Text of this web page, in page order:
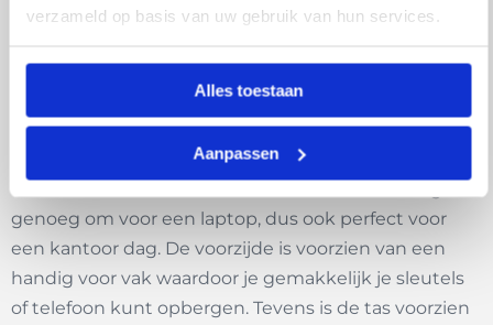
verzameld op basis van uw gebruik van hun services.
Alles toestaan
Aanpassen
Cooler Backpack
erg lekker zit. Met de verstelbare schouderstraps kan
je deze rugtas precies op jou afstellen. De koeltas is
voorzien van 5 mm foam waardoor je eten en drinken
goed koel blijven. Gemaakt van erg sterk twill nylon
genoeg om voor een laptop, dus ook perfect voor
een kantoor dag. De voorzijde is voorzien van een
handig voor vak waardoor je gemakkelijk je sleutels
of telefoon kunt opbergen. Tevens is de tas voorzien